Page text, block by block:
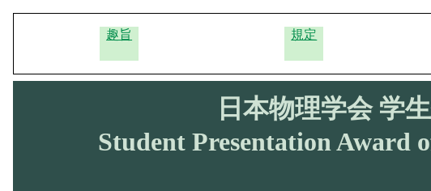
趣旨 規定
日本物理学会 学
Student Presentation Award